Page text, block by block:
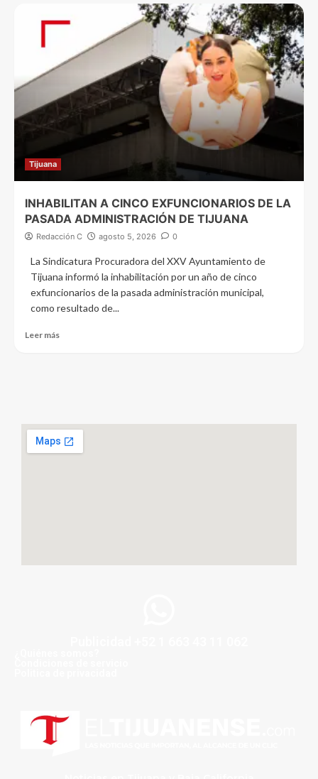
Tijuana
INHABILITAN A CINCO EXFUNCIONARIOS DE LA
PASADA ADMINISTRACIÓN DE TIJUANA
Redacción C agosto 5, 2026 0
La Sindicatura Procuradora del XXV Ayuntamiento de
Tijuana informó la inhabilitación por un año de cinco
exfuncionarios de la pasada administración municipal,
como resultado de...
Leer más